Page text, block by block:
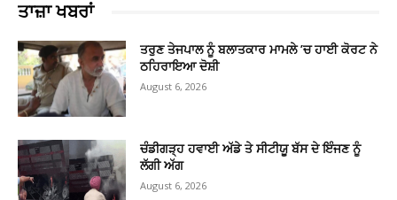
ਤਾਜ਼ਾ ਖਬਰਾਂ
ਤਰੁਣ ਤੇਜਪਾਲ ਨੂੰ ਬਲਾਤਕਾਰ ਮਾਮਲੇ ’ਚ ਹਾਈ ਕੋਰਟ ਨੇ
ਠਹਿਰਾਇਆ ਦੋਸ਼ੀ
August 6, 2026
ਚੰਡੀਗੜ੍ਹ ਹਵਾਈ ਅੱਡੇ ਤੇ ਸੀਟੀਯੂ ਬੱਸ ਦੇ ਇੰਜਣ ਨੂੰ
ਲੱਗੀ ਅੱਗ
August 6, 2026